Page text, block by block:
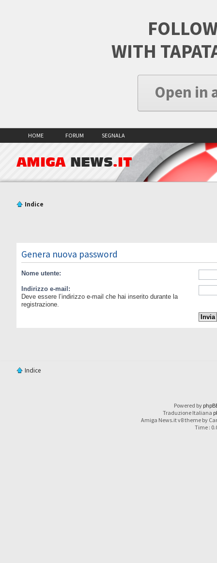
WITH
Open in
HOME FORUM SEGNALA
AMIGA NEWS.IT
Indice
Genera nuova password
Nome utente:
Indirizzo e-mail:
Deve essere l’indirizzo e-mail che hai inserito durante la
registrazione.
Indice
Powered by
Traduzione Italiana
Amiga News.it v8 theme by
Time :